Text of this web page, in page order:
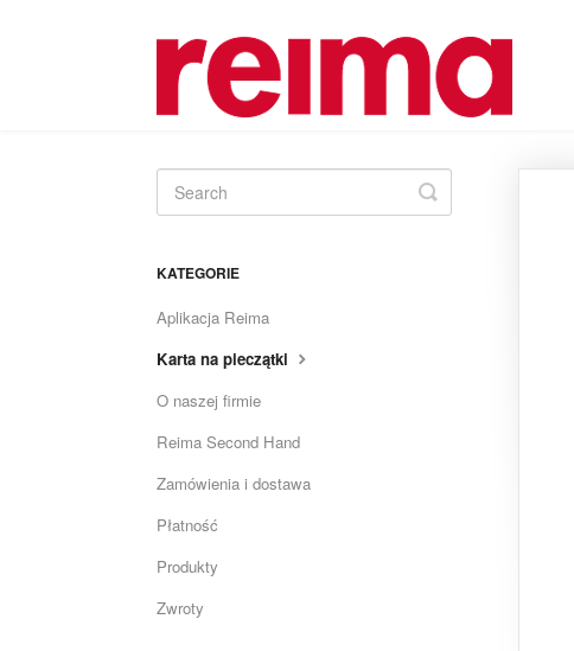
Toggle
Search
KATEGORIE
Aplikacja Reima
Karta na pieczątki
O naszej firmie
Reima Second Hand
Zamówienia i dostawa
Płatność
Produkty
Zwroty